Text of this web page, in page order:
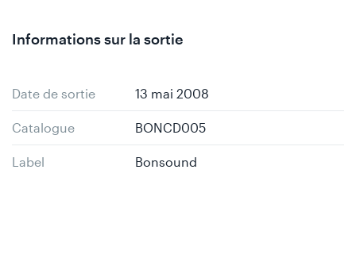
Informations sur la sortie
Date de sortie 13 mai 2008
Catalogue BONCD005
Label Bonsound